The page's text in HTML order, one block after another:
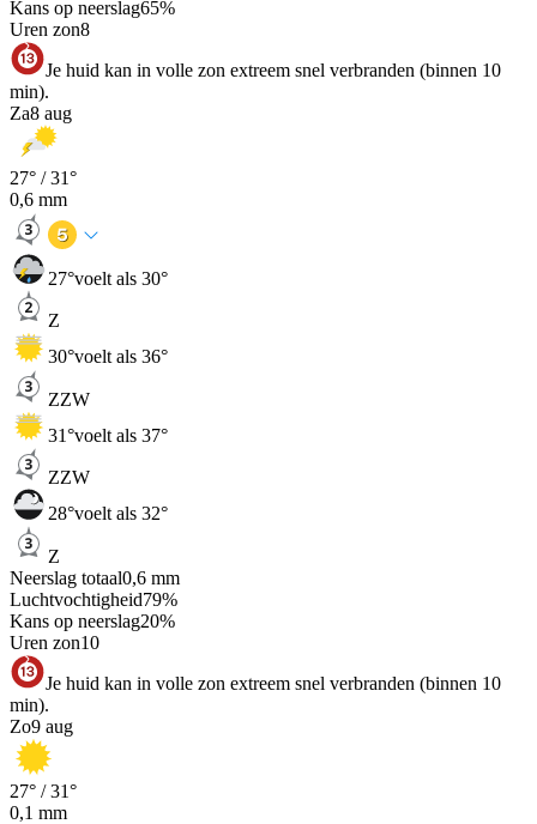
Kans op neerslag65%
Uren zon8
Je huid kan in volle zon extreem snel verbranden (binnen 10
min).
Za8 aug
27° /31°
0,6 mm
27°voelt als 30°
Z
30°voelt als 36°
ZZW
31°voelt als 37°
ZZW
28°voelt als 32°
Z
Neerslag totaal0,6 mm
Luchtvochtigheid79%
Kans op neerslag20%
Uren zon10
Je huid kan in volle zon extreem snel verbranden (binnen 10
min).
Zo9 aug
27° /31°
0,1 mm